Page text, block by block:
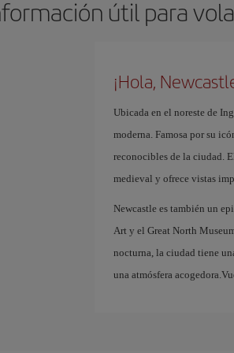
útil para
¡Hola,
Ubicada en el noreste de
moderna. Famosa por su
reconocibles de la ciudad.
medieval y ofrece vistas
Newcastle es también un
Art y el Great North
nocturna, la ciudad tiene
una atmósfera